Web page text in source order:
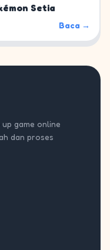
Setia
Baca →
game online
dan proses